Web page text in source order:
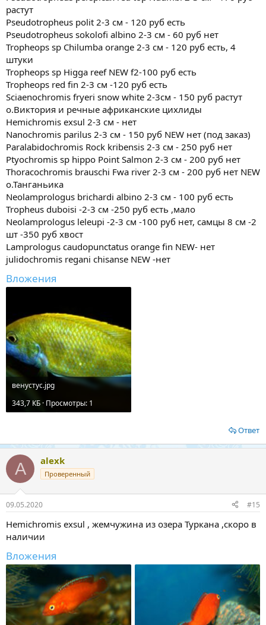
растут
Pseudotropheus polit 2-3 см - 120 руб есть
Pseudotropheus sokolofi albino 2-3 см - 60 руб нет
Tropheops sp Chilumba orange 2-3 см - 120 руб есть, 4
штуки
Tropheops sp Higga reef NEW f2-100 руб есть
Tropheops red fin 2-3 см -120 руб есть
Sciaenochromis fryeri snow white 2-3см - 150 руб растут
о.Виктория и речные африканские цихлиды
Hemichromis exsul 2-3 см - нет
Nanochromis parilus 2-3 см - 150 руб NEW нет (под заказ)
Paralabidochromis Rock kribensis 2-3 см - 250 руб нет
Ptyochromis sp hippo Point Salmon 2-3 см - 200 руб нет
Thoracochromis brauschi Fwa river 2-3 см - 200 руб нет NEW
о.Танганьика
Neolamprologus brichardi albino 2-3 см - 100 руб есть
Tropheus duboisi -2-3 см -250 руб есть ,мало
Neolamprologus leleupi -2-3 см -100 руб нет, самцы 8 см -2
шт -350 руб хвост
Lamprologus caudopunctatus orange fin NEW- нет
julidochromis regani chisanse NEW -нет
Вложения
венустус.jpg
343,7 КБ · Просмотры: 1
Ответ
A alexk
Проверенный
09.05.2020 #15
Hemichromis exsul , жемчужина из озера Туркана ,скоро в
наличии
Вложения